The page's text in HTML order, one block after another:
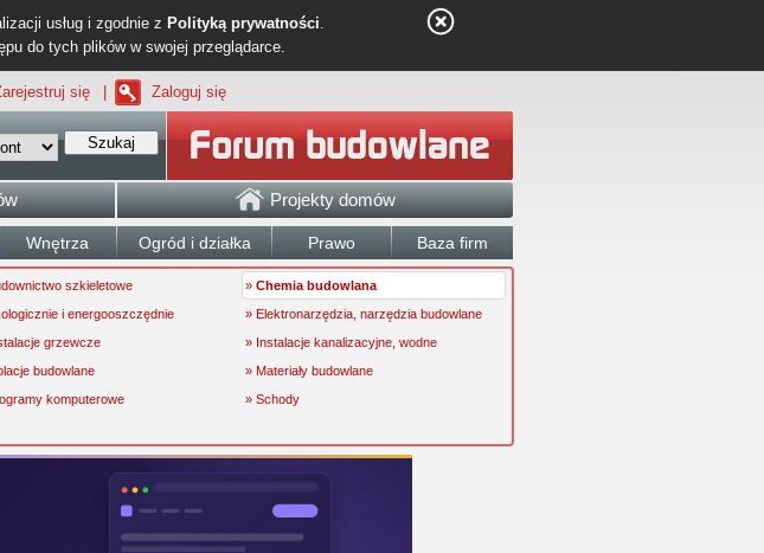
usług i zgodnie z Polityką prywatności.
do tych plików w swojej przeglądarce.
się Zaloguj się
Szukaj
Projekty domów
Wnętrza Ogród i działka Prawo Baza firm
szkieletowe » Chemia budowlana
i energooszczędnie
» Elektronarzędzia, narzędzia budowlane
grzewcze
» Instalacje kanalizacyjne, wodne
budowlane
» Materiały budowlane
komputerowe
» Schody